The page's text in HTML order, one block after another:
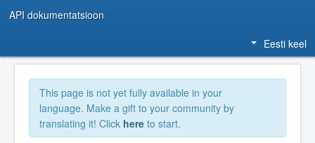
API dokumentatsioon
Eesti keel
This page is not yet fully available in your
language. Make a gift to your community by
translating it! Click here to start.